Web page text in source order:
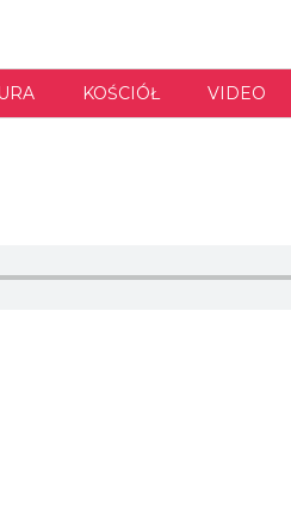
KOŚCIÓŁ VIDEO